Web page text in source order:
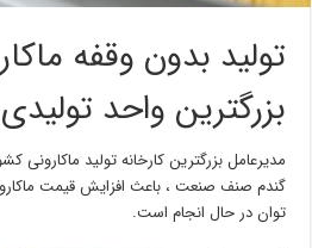
تولید بدون وقفه
بزرگترین واحد
مدیرعامل بزرگترین کارخانه تولید ماکارونی
گندم صنف صنعت ، باعث افزایش قیمت
توان در حال انجام است.